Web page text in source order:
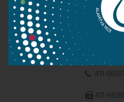
1095 Budapest, Komor
411-6600
411-6699